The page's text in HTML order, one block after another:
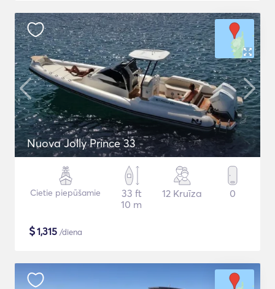
Nuova Jolly Prince 33
Cietie piepūšamie
33 ft
10 m
12 Kruīza 0
$1,315 /diena